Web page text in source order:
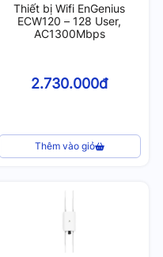
Thiết bị Wifi EnGenius
ECW120 – 128 User,
AC1300Mbps
2.730.000đ
Thêm vào giỏ